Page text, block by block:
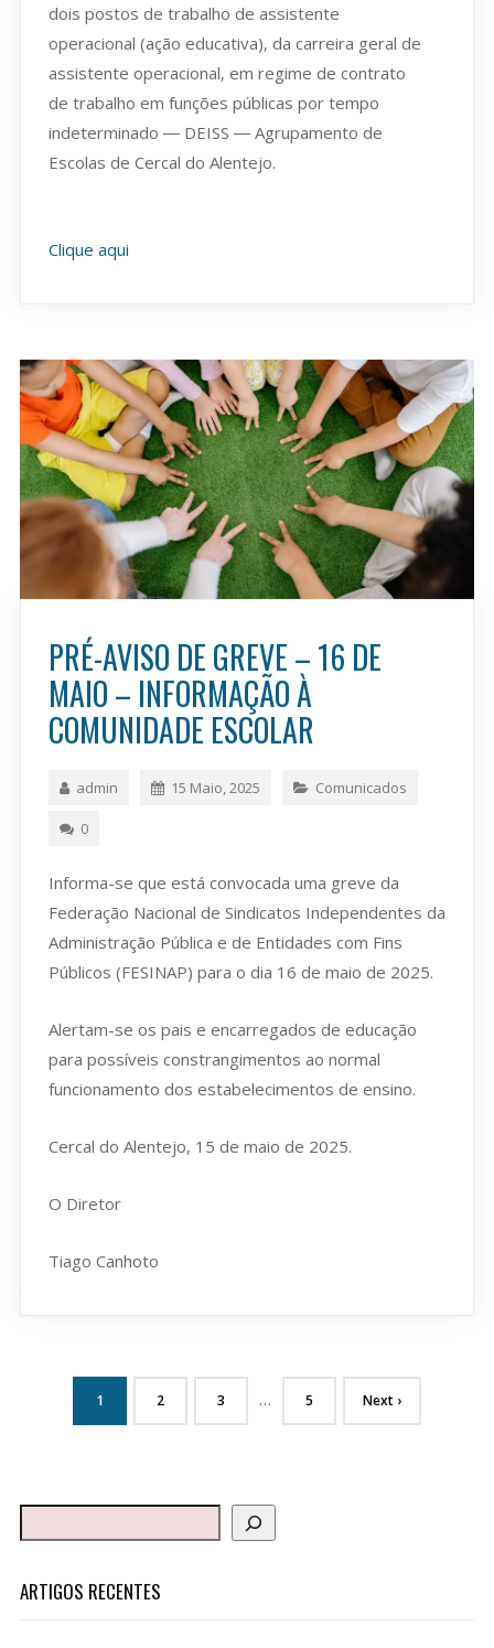
dois postos de trabalho de assistente
operacional (ação educativa), da carreira geral de
assistente operacional, em regime de contrato
de trabalho em funções públicas por tempo
indeterminado ― DEISS ― Agrupamento de
Escolas de Cercal do Alentejo.
Clique aqui
PRÉ-AVISO DE GREVE – 16 DE
MAIO – INFORMAÇÃO À
COMUNIDADE ESCOLAR
admin 15 Maio, 2025 Comunicados
0
Informa-se que está convocada uma greve da
Federação Nacional de Sindicatos Independentes da
Administração Pública e de Entidades com Fins
Públicos (FESINAP) para o dia 16 de maio de 2025.
Alertam-se os pais e encarregados de educação
para possíveis constrangimentos ao normal
funcionamento dos estabelecimentos de ensino.
Cercal do Alentejo, 15 de maio de 2025.
O Diretor
Tiago Canhoto
1 2 3 … 5 Next ›
ARTIGOS RECENTES